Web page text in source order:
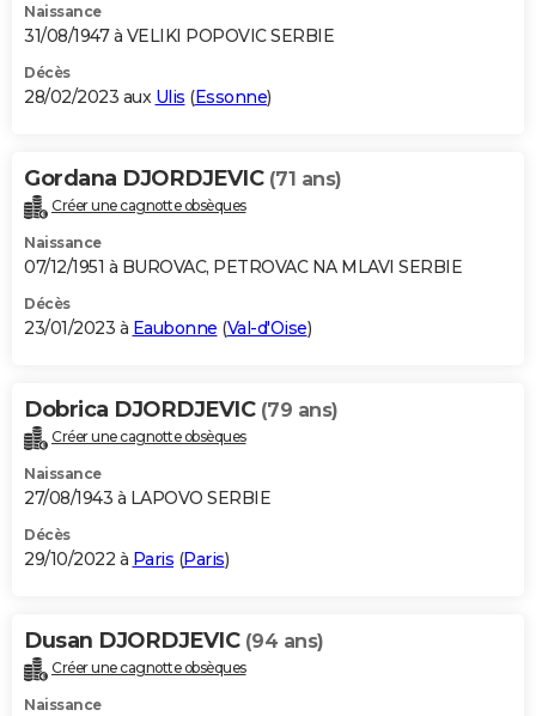
Naissance
31/08/1947 à VELIKI POPOVIC SERBIE
Décès
28/02/2023 aux Ulis (Essonne)
Gordana DJORDJEVIC (71 ans)
Créer une cagnotte obsèques
Naissance
07/12/1951 à BUROVAC, PETROVAC NA MLAVI SERBIE
Décès
23/01/2023 à Eaubonne (Val-d'Oise)
Dobrica DJORDJEVIC (79 ans)
Créer une cagnotte obsèques
Naissance
27/08/1943 à LAPOVO SERBIE
Décès
29/10/2022 à Paris (Paris)
Dusan DJORDJEVIC (94 ans)
Créer une cagnotte obsèques
Naissance